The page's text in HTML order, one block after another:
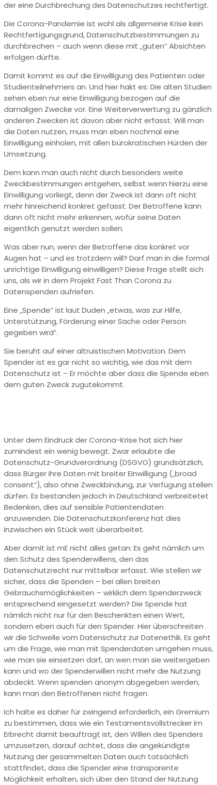
der eine Durchbrechung des Datenschutzes rechtfertigt.
Die Corona-Pandemie ist wohl als allgemeine Krise kein
Rechtfertigungsgrund, Datenschutzbestimmungen zu
durchbrechen – auch wenn diese mit „guten“ Absichten
erfolgen dürfte.
Damit kommt es auf die Einwilligung des Patienten oder
Studienteilnehmers an. Und hier hakt es: Die alten Studien
sehen eben nur eine Einwilligung bezogen auf die
damaligen Zwecke vor. Eine Weiterverwertung zu gänzlich
anderen Zwecken ist davon aber nicht erfasst. Will man
die Daten nutzen, muss man eben nochmal eine
Einwilligung einholen, mit allen bürokratischen Hürden der
Umsetzung.
Dem kann man auch nicht durch besonders weite
Zweckbestimmungen entgehen, selbst wenn hierzu eine
Einwilligung vorliegt, denn der Zweck ist dann oft nicht
mehr hinreichend konkret gefasst. Der Betroffene kann
dann oft nicht mehr erkennen, wofür seine Daten
eigentlich genutzt werden sollen.
Was aber nun, wenn der Betroffene das konkret vor
Augen hat – und es trotzdem will? Darf man in die formal
unrichtige Einwilligung einwilligen? Diese Frage stellt sich
uns, als wir in dem Projekt Fast Than Corona zu
Datenspenden aufriefen.
Eine „Spende“ ist laut Duden „etwas, was zur Hilfe,
Unterstützung, Förderung einer Sache oder Person
gegeben wird“.
Sie beruht auf einer altruistischen Motivation. Dem
Spender ist es gar nicht so wichtig, wie das mit dem
Datenschutz ist – Er möchte aber dass die Spende eben
dem guten Zweck zugutekommt.
Unter dem Eindruck der Corona-Krise hat sich hier
zumindest ein wenig bewegt. Zwar erlaubte die
Datenschutz-Grundverordnung (DSGVO) grundsätzlich,
dass Bürger ihre Daten mit breiter Einwilligung („broad
consent“), also ohne Zweckbindung, zur Verfügung stellen
dürfen. Es bestanden jedoch in Deutschland verbreitetet
Bedenken, dies auf sensible Patientendaten
anzuwenden. Die Datenschutzkonferenz hat dies
inzwischen ein Stück weit überarbeitet.
Aber damit ist mE nicht alles getan: Es geht nämlich um
den Schutz des Spenderwillens, den das
Datenschutzrecht nur mittelbar erfasst. Wie stellen wir
sicher, dass die Spenden – bei allen breiten
Gebrauchsmöglichkeiten – wirklich dem Spenderzweck
entsprechend eingesetzt werden? Die Spende hat
nämlich nicht nur für den Beschenkten einen Wert,
sondern eben auch für den Spender. Hier überschreiten
wir die Schwelle vom Datenschutz zur Datenethik. Es geht
um die Frage, wie man mit Spenderdaten umgehen muss,
wie man sie einsetzen darf, an wen man sie weitergeben
kann und wo der Spenderwillen nicht mehr die Nutzung
abdeckt. Wenn spenden anonym abgegeben werden,
kann man den Betroffenen nicht fragen.
Ich halte es daher für zwingend erforderlich, ein Gremium
zu bestimmen, dass wie ein Testamentsvollstrecker im
Erbrecht damit beauftragt ist, den Willen des Spenders
umzusetzen, darauf achtet, dass die angekündigte
Nutzung der gesammelten Daten auch tatsächlich
stattfindet, dass die Spender eine transparente
Möglichkeit erhalten, sich über den Stand der Nutzung